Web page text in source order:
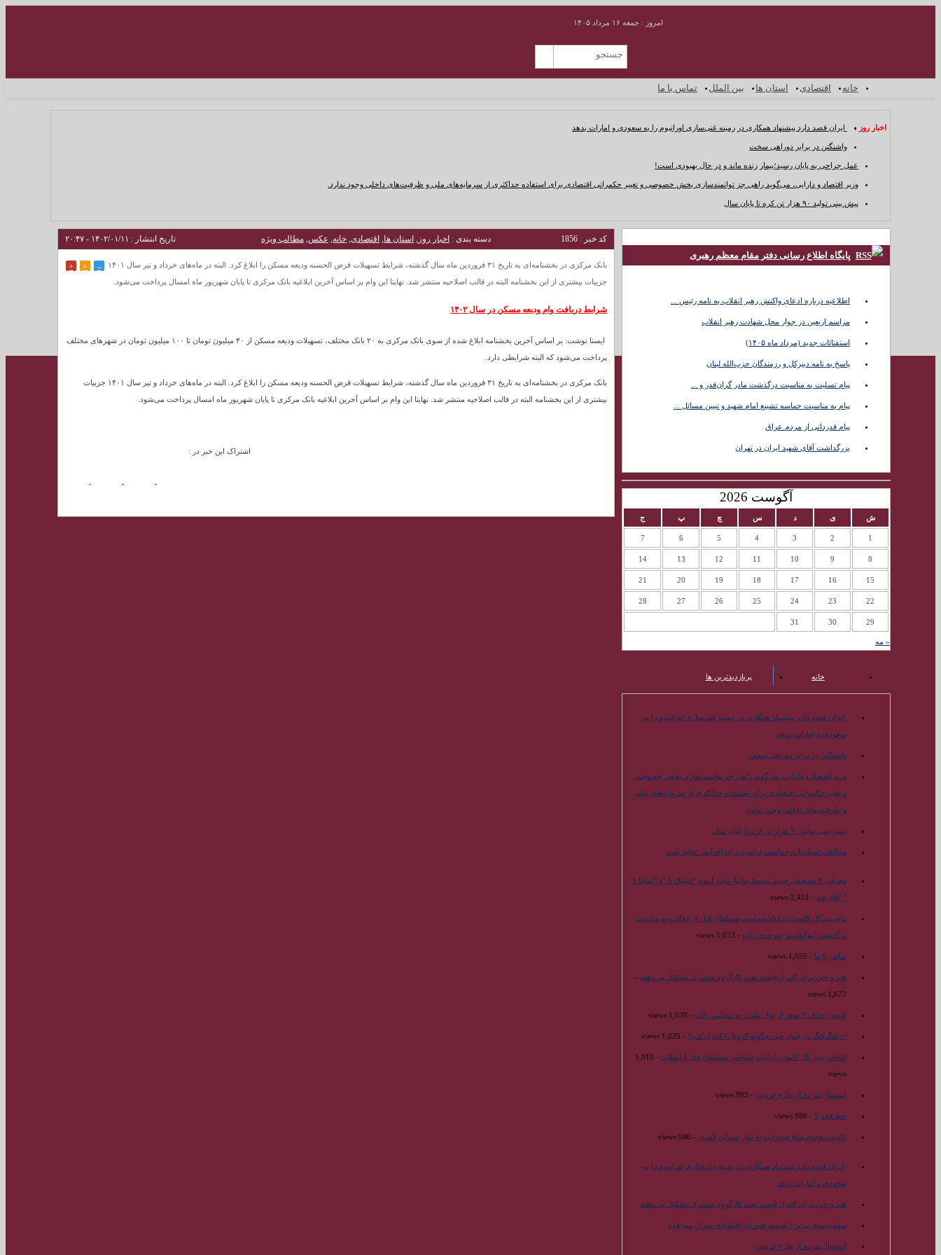
امروز : جمعه ۱۶ مرداد ۱۴۰۵
خانه اقتصادی استان ها بین الملل تماس با ما
اخبار روز : ایران قصد دارد پیشنهاد همکاری در زمینه غنی‌سازی اورانیوم را به سعودی و امارات بدهد
واشنگتن در برابر دوراهی سخت
عمل جراحی به پایان رسید؛بیمار زنده ماند و در حال بهبودی است!
وزیر اقتصاد و دارایی، می‌گوید راهی جز توانمندسازی بخش خصوصی و تغییر حکمرانی اقتصادی برای استفاده حداکثری از سرمایه‌های ملی و ظرفیت‌های داخلی وجود ندارد.
پیش بینی تولید ۹۰ هزار تن کره تا پایان سال
کد خبر : 1856 دسته بندی : اخبار روز , استان ها, اقتصادی, خانه, عکس, مطالب ویژه تاریخ انتشار : ۱۴۰۲/۰۱/۱۱ - ۲۰:۴۷
–
×
+
بانک مرکزی در بخشنامه‌ای به تاریخ ۳۱ فروردین ماه سال گذشته، شرایط تسهیلات قرض الحسنه ودیعه مسکن را ابلاغ کرد. البته در ماه‌های خرداد و تیر سال ۱۴۰۱
جزییات بیشتری از این بخشنامه البته در قالب اصلاحیه منتشر شد. نهایتا این وام بر اساس آخرین ابلاغیه بانک مرکزی تا پایان شهریور ماه امسال پرداخت می‌شود.
شرایط دریافت وام ودیعه مسکن در سال ۱۴۰۲
ایسنا نوشت: بر اساس آخرین بخشنامه ابلاغ شده از سوی بانک مرکزی به ۲۰ بانک مختلف، تسهیلات ودیعه مسکن از ۴۰ میلیون تومان تا ۱۰۰ میلیون تومان در شهرهای مختلف
پرداخت می‌شود که البته شرایطی دارد.
بانک مرکزی در بخشنامه‌ای به تاریخ ۳۱ فروردین ماه سال گذشته، شرایط تسهیلات قرض الحسنه ودیعه مسکن را ابلاغ کرد. البته در ماه‌های خرداد و تیر سال ۱۴۰۱ جزییات
بیشتری از این بخشنامه البته در قالب اصلاحیه منتشر شد. نهایتا این وام بر اساس آخرین ابلاغیه بانک مرکزی تا پایان شهریور ماه امسال پرداخت می‌شود.
اشتراک این خبر در :
پایگاه اطلاع رسانی دفتر مقام معظم رهبری
اطلاعیه درباره ادعای واکنش رهبر انقلاب به نامه رئیس ...
مراسم اربعین در جوار محل شهادت رهبر انقلاب
استفتائات جدید (مرداد ماه ۱۴۰۵)
پاسخ به نامه دبیرکل و رزمندگان حزب‌الله لبنان
پیام تسلیت به مناسبت درگذشت مادر گران‌قدر و ...
پیام به مناسبت حماسه تشییع امام شهید و تبیین مسائل ...
پیام قدردانی از مردم عراق
بزرگداشت آقای شهید ایران در تهران
آگوست 2026
ش ی د س چ پ ج
1
2
3
4
5
6
7
8
9
10
11
12
13
14
15
16
17
18
19
20
21
22
23
24
25
26
27
28
29
30
31
« مه
خانه پربازدیدترین ها
ایران قصد دارد پیشنهاد همکاری در زمینه غنی‌سازی اورانیوم را به
سعودی و امارات بدهد
واشنگتن در برابر دوراهی سخت
وزیر اقتصاد و دارایی، می‌گوید راهی جز توانمندسازی بخش خصوصی
و تغییر حکمرانی اقتصادی برای استفاده حداکثری از سرمایه‌های ملی
و ظرفیت‌های داخلی وجود ندارد.
پیش بینی تولید ۹۰ هزار تن کره تا پایان سال
مخالفت اوپک با درخواست ترامپ برای افزایش تولید نفت
معرفی ۲ محصول جدید توسط سایپا/ تولید انبوه “کوئیک S “و “ساینا S
” آغاز شد - 2,451 views
پیام دبیرکل کانون زندانیان سیاسی مسلمان قبل از انقلاب به مناسبت
درگذشت ابوالقاسم سرحدی زاده - 1,633 views
تماس با ما - 1,550 views
هند و چین برای کنترل قیمت نفت کارگروه مشترک تشکیل می‌دهند -
1,072 views
لایحه «حذف ۴ صفر از پول ملی» به مجلس رفت - 1,039 views
✅ هنگ‌کنگ در جوار چین چگونه کرونا را کنترل کرد؟ - 1,020 views
انتخاب دبیر کل کانون زندانیان سیاسی مسلمان قبل ازانقلاب
- 1,019
views
استقبال مردم از طرح فروش - 995 views
خط فقر ؟ - 986 views
تکذیب هجوم ملخ صحرایی به نوار شمالی کشور - 940 views
ایران قصد دارد پیشنهاد همکاری در زمینه غنی‌سازی اورانیوم را به
سعودی و امارات بدهد
هند و چین برای کنترل قیمت نفت کارگروه مشترک تشکیل می‌دهند
سهمیه‌بندی بنزین؛ تصمیم شورای اقتصادی سران سه قوه
استقبال مردم از طرح فروش